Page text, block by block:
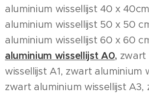
aluminium wissellijst 40 x
aluminium wissellijst 50 x 50
aluminium wissellijst 60 x 60
aluminium wissellijst A0, zwart
wissellijst A1, zwart aluminium
zwart aluminium wissellijst A3,